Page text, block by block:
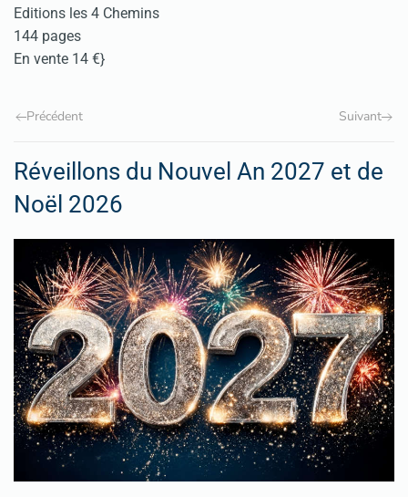
Editions les 4 Chemins
144 pages
En vente 14 €}
Précédent Suivant
Réveillons du Nouvel An 2027 et de
Noël 2026